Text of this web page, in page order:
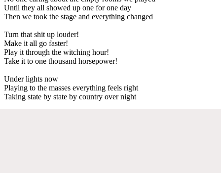
Until they all showed up one for one day
Then we took the stage and everything changed
Turn that shit up louder!
Make it all go faster!
Play it through the witching hour!
Take it to one thousand horsepower!
Under lights now
Playing to the masses everything feels right
Taking state by state by country over night